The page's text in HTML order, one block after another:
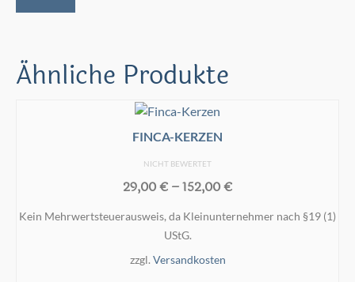
Ähnliche Produkte
FINCA-KERZEN
NICHT BEWERTET
29,00€ –152,00€
Kein Mehrwertsteuerausweis, da Kleinunternehmer nach §19 (1)
UStG.
zzgl. Versandkosten